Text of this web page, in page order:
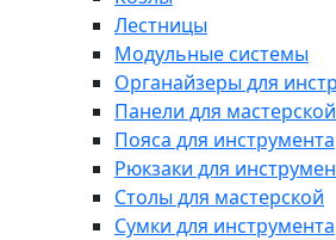
Лестницы
Модульные системы
Органайзеры для
Панели для мастерской
Пояса для инструмента
Рюкзаки для
Столы для мастерской
Сумки для инструмента